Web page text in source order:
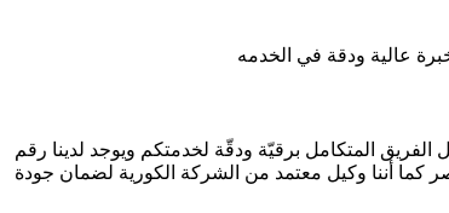
عالية ودقة في الخدمه
أجهزتك. يعمل الفريق المتكامل برقيّة ودقّة لخدمتكم ويوجد لدينا رقم
أننا وكيل معتمد من الشركة الكورية لضمان جودة